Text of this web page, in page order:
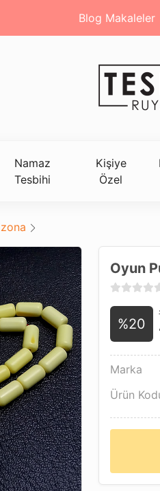
Blog Makaleler
Namaz
Tesbihi
Kişiye
Özel
Oyun
%20
Marka
Ürün